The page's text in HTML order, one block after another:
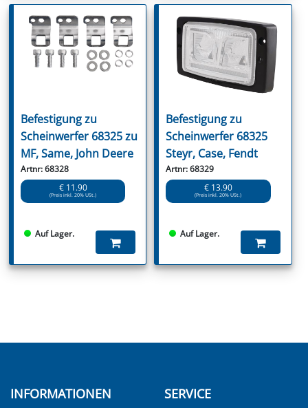
Befestigung zu
Scheinwerfer 68325 zu
MF, Same, John Deere
Artnr: 68328
€ 11.90
(Preis inkl. 20% USt.)
Auf Lager.
Befestigung zu
Scheinwerfer 68325
Steyr, Case, Fendt
Artnr: 68329
€ 13.90
(Preis inkl. 20% USt.)
Auf Lager.
INFORMATIONEN SERVICE